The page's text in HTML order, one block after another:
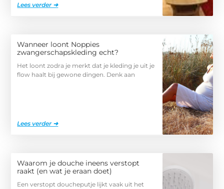
Lees verder ➜
Wanneer loont Noppies
zwangerschapskleding echt?
Het loont zodra je merkt dat je kleding je uit je
flow haalt bij gewone dingen. Denk aan
Lees verder ➜
Waarom je douche ineens verstopt
raakt (en wat je eraan doet)
Een verstopt doucheputje lijkt vaak uit het